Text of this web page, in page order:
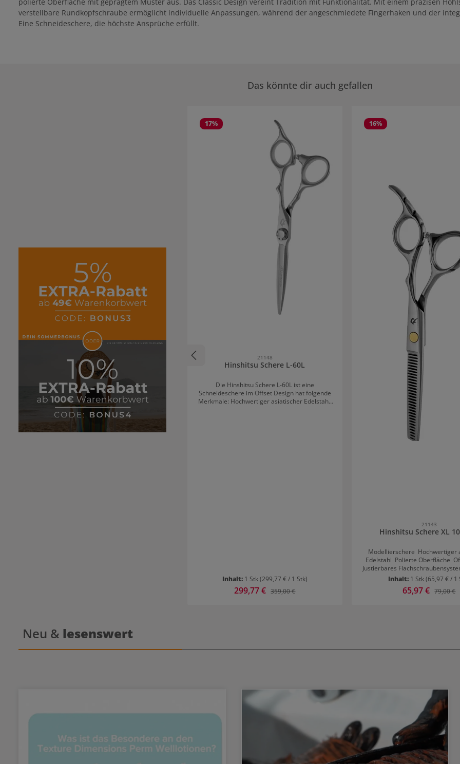
verstellbare Rundkopfschraube ermöglicht individuelle Anpassungen, während der angeschmiedete Fingerhaken und der
Eine Schneideschere, die höchste Ansprüche erfüllt.
Das könnte dir auch gefallen
17%
21148
Hinshitsu Schere L-60L
Die Hinshitsu Schere L-60L ist eine
Schneideschere im Offset Design hat folgende
Merkmale: Hochwertiger asiatischer Edelstahl
Inhalt: 1 Stk(299,77 € / 1 Stk)
Verkaufspreis:
299,77 € Regulärer Preis:
359,00 €
16%
21143
Hinshitsu Schere XL
Modellierschere Hochwertiger asiatischer
Edelstahl Polierte Oberfläche Offset Design
Justierbares Flachschraubensystem
(konvex) / 30 Zähne Angeschmiedeter
Rechtshänder
Inhalt: 1 Stk(65,97 € / 1
Verkaufspreis:
65,97 € 79,00 €
Neu & lesenswert